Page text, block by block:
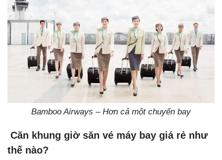
Bamboo Airways – Hơn cả một chuyến bay
Căn khung giờ săn vé máy bay giá rẻ như
thế nào?